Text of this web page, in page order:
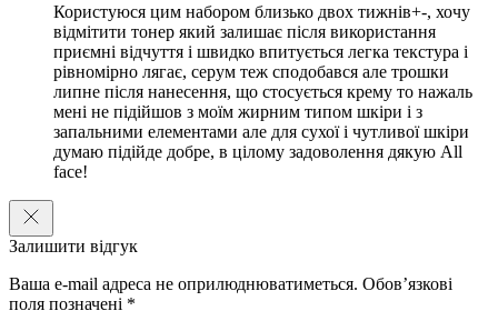
Спочатку візьміть достатню кількість тонера і нанесіть на
сухе обличчя за допомогою ватного диска. Дайте
поглинутись.
Наступним етапом використайте серум. Легкими рухами
нанесіть його на обличчя.
Застосуйте крем. Невелику кількість нанесіть масажними
Користуюся цим набором близько двох тижнів+-, хочу
відмітити тонер який залишає після використання
приємні відчуття і швидко впитується легка текстура і
рівномірно лягає, серум теж сподобався але трошки
липне після нанесення, що стосується крему то нажаль
мені не підійшов з моїм жирним типом шкіри і з
запальними елементами але для сухої і чутливої шкіри
думаю підійде добре, в цілому задоволення дякую All
face!
Залишити відгук
Ваша e-mail адреса не оприлюднюватиметься. Обов’язкові
поля позначені *